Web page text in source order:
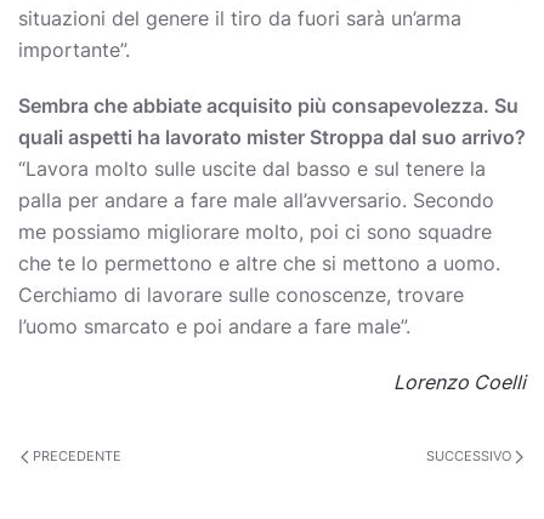
situazioni del genere il tiro da fuori sarà un’arma
importante”.
Sembra che abbiate acquisito più consapevolezza. Su
quali aspetti ha lavorato mister Stroppa dal suo arrivo?
“Lavora molto sulle uscite dal basso e sul tenere la
palla per andare a fare male all’avversario. Secondo
me possiamo migliorare molto, poi ci sono squadre
che te lo permettono e altre che si mettono a uomo.
Cerchiamo di lavorare sulle conoscenze, trovare
l’uomo smarcato e poi andare a fare male”.
Lorenzo Coelli
PRECEDENTE SUCCESSIVO